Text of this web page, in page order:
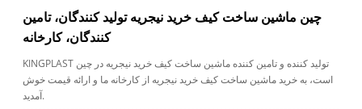
چین ماشین ساخت کیف خرید نیجریه تولید کنندگان، تامین
کنندگان، کارخانه
KINGPLAST تولید کننده و تامین کننده ماشین ساخت کیف خرید نیجریه در چین
است، به خرید ماشین ساخت کیف خرید نیجریه از کارخانه ما و ارائه قیمت خوش
آمدید.